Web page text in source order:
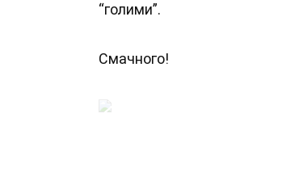
“голими”.
Смачного!